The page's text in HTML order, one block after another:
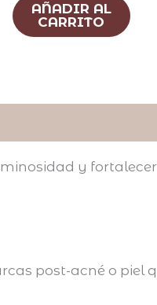
AÑADIR AL
CARRITO
y
post-acné o piel